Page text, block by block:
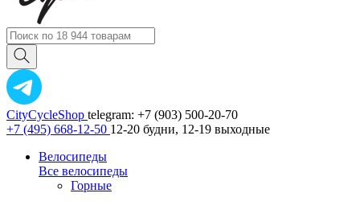
CityCycleShop telegram: +7 (903) 500-20-70
+7 (495) 668-12-50 12-20 будни, 12-19 выходные
Велосипеды
Все велосипеды
Горные